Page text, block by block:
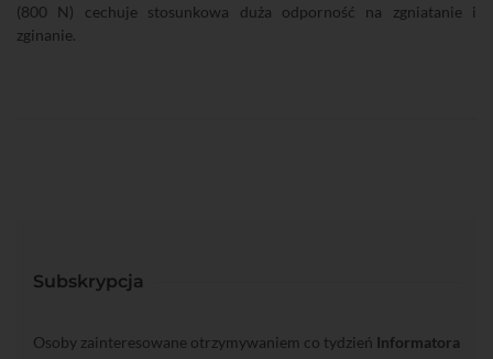
(800 N) cechuje stosunkowa duża odporność na zgniatanie i
zginanie.
Subskrypcja
Osoby zainteresowane otrzymywaniem co tydzień Informatora